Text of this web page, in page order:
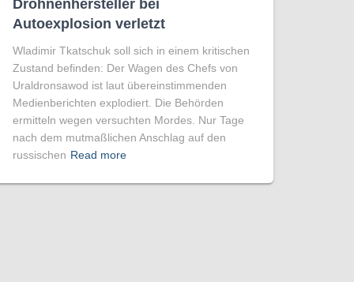
Drohnenhersteller bei
Autoexplosion verletzt
Wladimir Tkatschuk soll sich in einem kritischen
Zustand befinden: Der Wagen des Chefs von
Uraldronsawod ist laut übereinstimmenden
Medienberichten explodiert. Die Behörden
ermitteln wegen versuchten Mordes. Nur Tage
nach dem mutmaßlichen Anschlag auf den
russischen Read more